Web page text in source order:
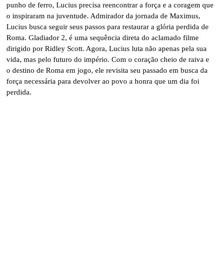
punho de ferro, Lucius precisa reencontrar a força e a coragem que
o inspiraram na juventude. Admirador da jornada de Maximus,
Lucius busca seguir seus passos para restaurar a glória perdida de
Roma. Gladiador 2, é uma sequência direta do aclamado filme
dirigido por Ridley Scott. Agora, Lucius luta não apenas pela sua
vida, mas pelo futuro do império. Com o coração cheio de raiva e
o destino de Roma em jogo, ele revisita seu passado em busca da
força necessária para devolver ao povo a honra que um dia foi
perdida.